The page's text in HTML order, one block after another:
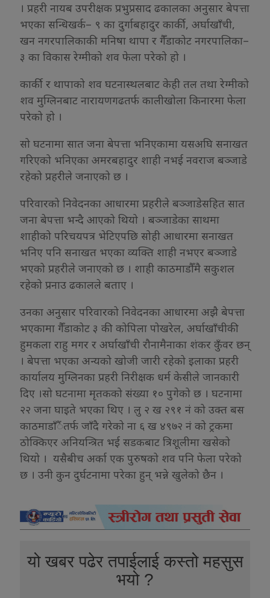
। प्रहरी नायब उपरीक्षक प्रभुप्रसाद ढकालका अनुसार बेपत्ता
भएका सन्धिखर्क– ९ का दुर्गाबहादुर कार्की, अर्घाखाँची,
खन नगरपालिकाकी मनिषा थापा र गैँंडाकोट नगरपालिका–
३ का विकास रेग्मीको शव फेला परेको हो ।
कार्की र थापाको शव घटनास्थलबाट केही तल तथा रेग्मीको
शव मुग्लिनबाट नारायणगढतर्फ कालीखोला किनारमा फेला
परेको हो ।
सो घटनामा सात जना बेपत्ता भनिएकामा यसअघि सनाखत
गरिएको भनिएका अमरबहादुर शाही नभई नवराज बञ्जाडे
रहेको प्रहरीले जनाएको छ ।
परिवारको निवेदनका आधारमा प्रहरीले बञ्जाडेसहित सात
जना बेपत्ता भन्दै आएको थियो । बञ्जाडेका साथमा
शाहीको परिचयपत्र भेटिएपछि सोही आधारमा सनाखत
भनिए पनि सनाखत भएका व्यक्ति शाही नभएर बञ्जाडे
भएको प्रहरीले जनाएको छ । शाही काठमाडौँमै सकुशल
रहेको प्रनाउ ढकालले बताए ।
उनका अनुसार परिवारको निवेदनका आधारमा अझै बेपत्ता
भएकामा गैँंडाकोट ३ की कोपिला पोखरेल, अर्घाखाँचीकी
हुमकला राहु मगर र अर्घाखाँची रौनामैनाका शंकर कुँवर छन्
। बेपत्ता भएका अन्यको खोजी जारी रहेको इलाका प्रहरी
कार्यालय मुग्लिनका प्रहरी निरीक्षक धर्म केसीले जानकारी
दिए ।सो घटनामा मृतकको संख्या १० पुगेको छ । घटनामा
२२ जना घाइते भएका थिए । लु २ ख २९१ नं को उक्त बस
काठमाडाँैंतर्फ जाँदै गरेको ना ६ ख ४९७२ नं को ट्रकमा
ठोक्किएर अनियन्त्रित भई सडकबाट त्रिशूलीमा खसेको
थियो । यसैबीच अर्का एक पुरुषको शव पनि फेला परेको
छ । उनी कुन दुर्घटनामा परेका हुन् भन्ने खुलेको छैन ।
यो खबर पढेर तपाईलाई कस्तो महसुस
भयो ?